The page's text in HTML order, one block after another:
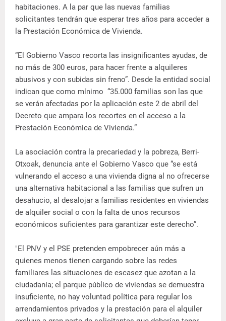
habitaciones. A la par que las nuevas familias
solicitantes tendrán que esperar tres años para acceder a
la Prestación Económica de Vivienda.
“El Gobierno Vasco recorta las insignificantes ayudas, de
no más de 300 euros, para hacer frente a alquileres
abusivos y con subidas sin freno”. Desde la entidad social
indican que como mínimo “35.000 familias son las que
se verán afectadas por la aplicación este 2 de abril del
Decreto que ampara los recortes en el acceso a la
Prestación Económica de Vivienda.”
La asociación contra la precariedad y la pobreza, Berri-
Otxoak, denuncia ante el Gobierno Vasco que “se está
vulnerando el acceso a una vivienda digna al no ofrecerse
una alternativa habitacional a las familias que sufren un
desahucio, al desalojar a familias residentes en viviendas
de alquiler social o con la falta de unos recursos
económicos suficientes para garantizar este derecho”.
"El PNV y el PSE pretenden empobrecer aún más a
quienes menos tienen cargando sobre las redes
familiares las situaciones de escasez que azotan a la
ciudadanía; el parque público de viviendas se demuestra
insuficiente, no hay voluntad política para regular los
arrendamientos privados y la prestación para el alquiler